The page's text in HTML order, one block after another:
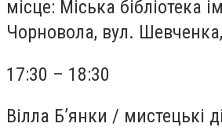
місце: Міська бібліотека
Чорновола, вул.
17:30 – 18:30
Вілла Б’янки / мистецькі